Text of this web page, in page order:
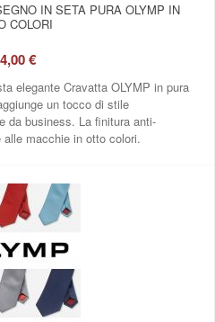
IN SETA PURA OLYMP IN
COLORI
€
elegante Cravatta OLYMP in pura
un tocco di stile
da business. La finitura anti-
macchie in otto colori.